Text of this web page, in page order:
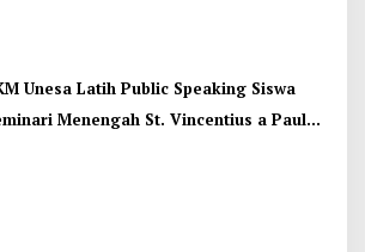
Unesa Latih Public Speaking Siswa
Menengah St. Vincentius a Paulo